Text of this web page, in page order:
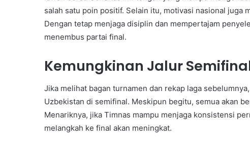
salah satu poin positif. Selain itu, motivasi nasional juga
Dengan tetap menjaga disiplin dan mempertajam
menembus partai final.
Kemungkinan Jalur
Jika melihat bagan turnamen dan rekap laga
Uzbekistan di semifinal. Meskipun begitu, semua akan
Menariknya, jika Timnas mampu menjaga konsistensi
melangkah ke final akan meningkat.